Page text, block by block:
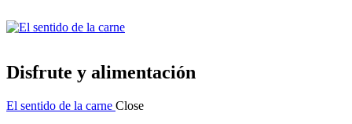
Disfrute y alimentación
El sentido de la carne Close